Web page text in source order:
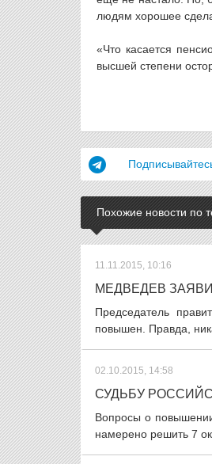
людям хорошее
«Что касается
высшей степени
Похожие новости по
11.11.2015, 10:16
МЕДВЕДЕВ
Председатель
повышен. Правда,
02.10.2015, 14:58
СУДЬБУ
Вопросы о
намерено решить 7